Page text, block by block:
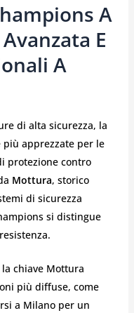
A
E
A
di alta sicurezza, la
apprezzate per le
protezione contro
Mottura, storico
di sicurezza
si distingue
chiave Mottura
più diffuse, come
a Milano per un